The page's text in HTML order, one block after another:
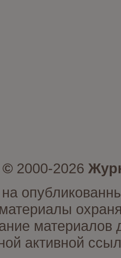
© 2000-2026
материалов
активной